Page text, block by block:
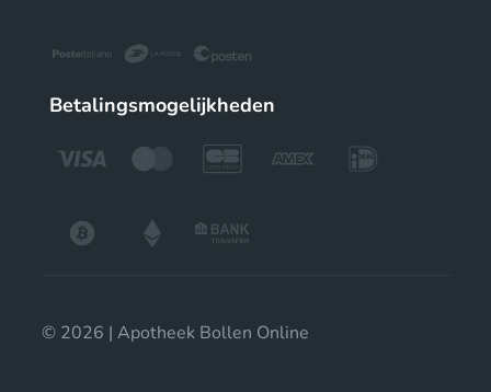
Betalingsmogelijkheden
© 2026 | Apotheek Bollen Online